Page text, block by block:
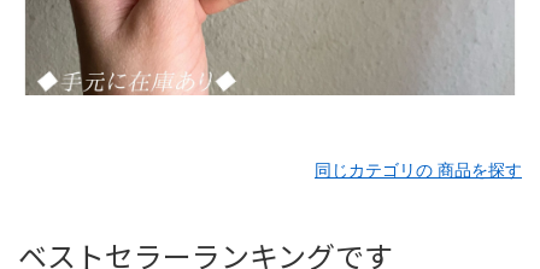
同じカテゴリの 商品を探す
ベストセラーランキングです